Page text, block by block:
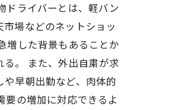
ドライバーとは、軽バン
場などのネットショッ
増した背景もあることか
。 また、外出自粛が求
早朝出勤など、肉体的
の増加に対応できるよ